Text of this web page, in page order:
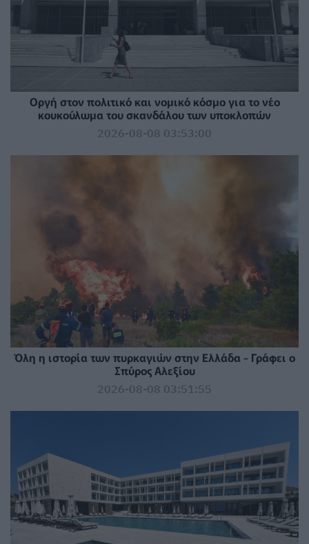
Οργή στον πολιτικό και νομικό κόσμο για το νέο
κουκούλωμα του σκανδάλου των υποκλοπών
2026-08-08 03:53:00
Όλη η ιστορία των πυρκαγιών στην Ελλάδα - Γράφει ο
Σπύρος Αλεξίου
2026-08-08 03:51:55